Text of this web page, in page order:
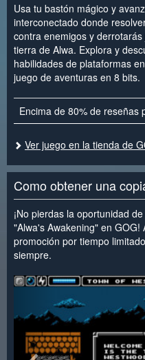
Usa tu bastón mágico y
interconectado donde
contra enemigos y
tierra de Alwa. Explora y
habilidades de plataformas
juego de aventuras en 8 bits.
Encima de 80% de reseñas
Ver juego en la tienda de
Como obtener una
¡No pierdas la oportunidad
"Alwa's Awakening" en
promoción por tiempo
siempre.
<